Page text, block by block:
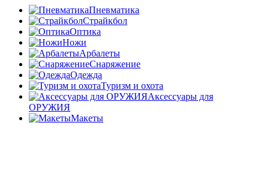
Пневматика
Страйкбол
Оптика
Ножи
Арбалеты
Снаряжение
Одежда
Туризм и охота
Аксессуары для
ОРУЖИЯ
Макеты